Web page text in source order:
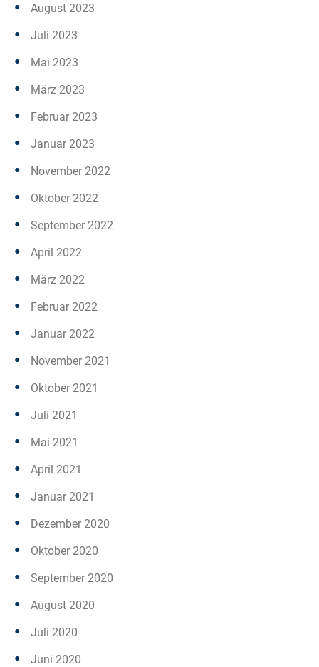
August 2023
Juli 2023
Mai 2023
März 2023
Februar 2023
Januar 2023
November 2022
Oktober 2022
September 2022
April 2022
März 2022
Februar 2022
Januar 2022
November 2021
Oktober 2021
Juli 2021
Mai 2021
April 2021
Januar 2021
Dezember 2020
Oktober 2020
September 2020
August 2020
Juli 2020
Juni 2020